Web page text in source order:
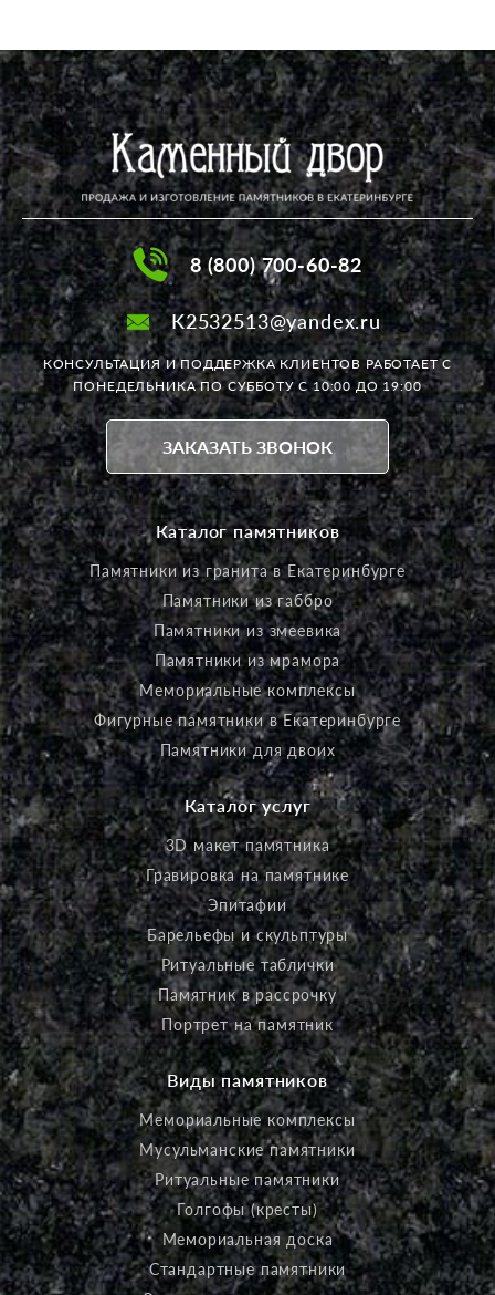
8 (800) 700-60-82
K2532513@yandex.ru
КОНСУЛЬТАЦИЯ И ПОДДЕРЖКА КЛИЕНТОВ РАБОТАЕТС
ПОНЕДЕЛЬНИКА ПО СУББОТУ С 10:00 ДО 19:00
ЗАКАЗАТЬ ЗВОНОК
Каталог памятников
Памятники из гранита в Екатеринбурге
Памятники из габбро
Памятники из змеевика
Памятники из мрамора
Мемориальные комплексы
Фигурные памятники в Екатеринбурге
Памятники для двоих
Каталог услуг
3D макет памятника
Гравировка на памятнике
Эпитафии
Барельефы и скульптуры
Ритуальные таблички
Памятник в рассрочку
Портрет на памятник
Виды памятников
Мемориальные комплексы
Мусульманские памятники
Ритуальные памятники
Голгофы (кресты)
Мемориальная доска
Стандартные памятники